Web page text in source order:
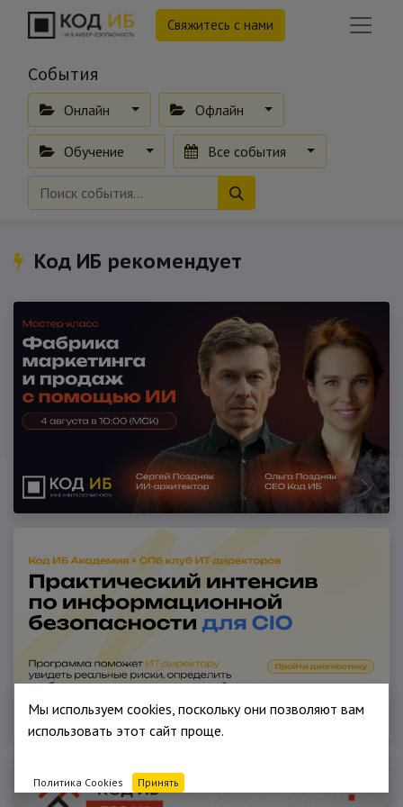
Свяжитесь с нами
События
Онлайн Офлайн
Обучение Все события
Код ИБ рекомендует
Мы используем cookies, поскольку они позволяют вам
использовать этот сайт проще.
Политика Cookies Принять